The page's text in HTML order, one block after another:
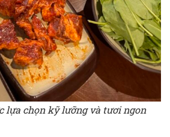
lựa chọn kỹ lưỡng và tươi ngon